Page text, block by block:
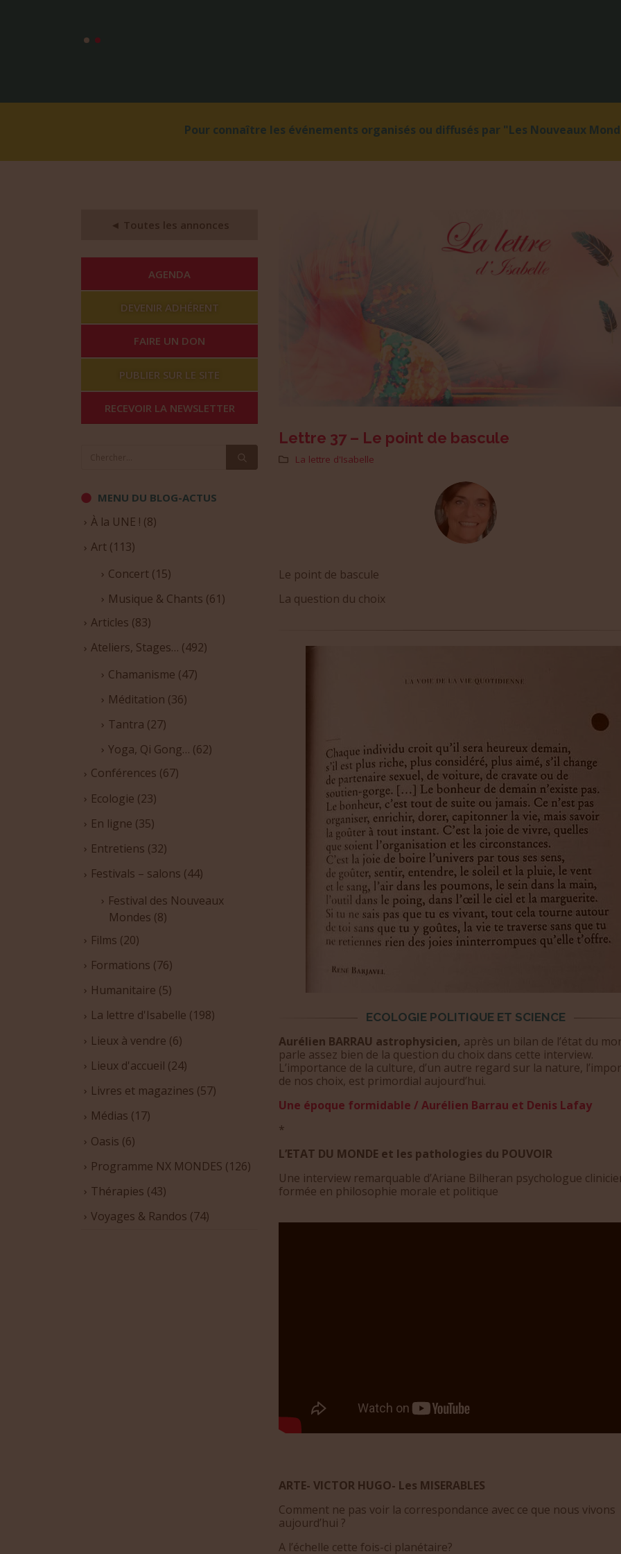
Pour connaître les événements organisés ou diffusés par "Les Nouveaux
Lettre 37 – Le point de bascule
La lettre d'Isabelle
Le point de bascule
La question du choix
ECOLOGIE POLITIQUE ET SCIENCE
Aurélien BARRAU astrophysicien, après un bilan de l’état du
parle assez bien de la question du choix dans cette interview.
L’importance de la culture, d’un autre regard sur la nature,
de nos choix, est primordial aujourd’hui.
Une époque formidable / Aurélien Barrau et Denis Lafay
*
L’ETAT DU MONDE et les pathologies du POUVOIR
Une interview remarquable d’Ariane Bilheran psychologue
formée en philosophie morale et politique
ARTE- VICTOR HUGO- Les MISERABLES
Comment ne pas voir la correspondance avec ce que nous vivons
aujourd’hui ?
A l’échelle cette fois-ci planétaire?
◄ Toutes les annonces
AGENDA
DEVENIR ADHÉRENT
FAIRE UN DON
PUBLIER SUR LE SITE
RECEVOIR LA NEWSLETTER
MENU DU BLOG-ACTUS
À la UNE ! (8)
Art (113)
Concert (15)
Musique & Chants (61)
Articles (83)
Ateliers, Stages… (492)
Chamanisme (47)
Méditation (36)
Tantra (27)
Yoga, Qi Gong… (62)
Conférences (67)
Ecologie (23)
En ligne (35)
Entretiens (32)
Festivals – salons (44)
Festival des Nouveaux
Mondes (8)
Films (20)
Formations (76)
Humanitaire (5)
La lettre d'Isabelle (198)
Lieux à vendre (6)
Lieux d'accueil (24)
Livres et magazines (57)
Médias (17)
Oasis (6)
Programme NX MONDES (126)
Thérapies (43)
Voyages & Randos (74)